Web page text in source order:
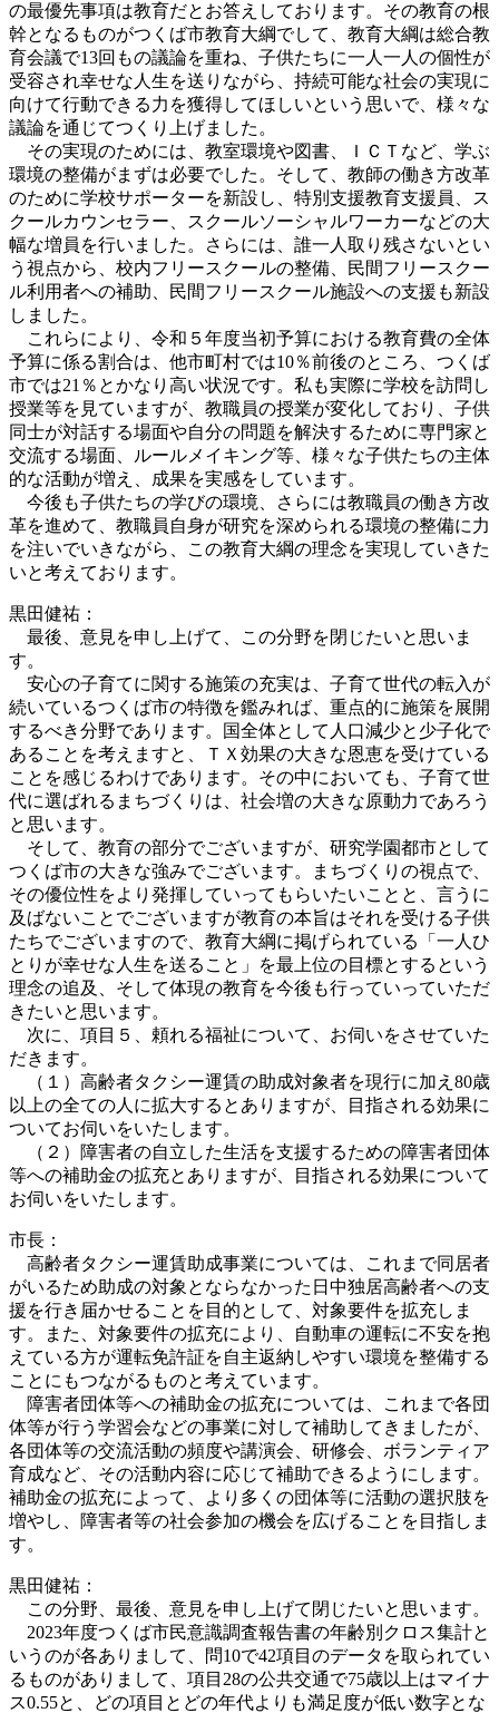
の最優先事項は教育だとお答えしております。その教育の根
幹となるものがつくば市教育大綱でして、教育大綱は総合教
育会議で13回もの議論を重ね、子供たちに一人一人の個性が
受容され幸せな人生を送りながら、持続可能な社会の実現に
向けて行動できる力を獲得してほしいという思いで、様々な
議論を通じてつくり上げました。
その実現のためには、教室環境や図書、ＩＣＴなど、学ぶ
環境の整備がまずは必要でした。そして、教師の働き方改革
のために学校サポーターを新設し、特別支援教育支援員、ス
クールカウンセラー、スクールソーシャルワーカーなどの大
幅な増員を行いました。さらには、誰一人取り残さないとい
う視点から、校内フリースクールの整備、民間フリースクー
ル利用者への補助、民間フリースクール施設への支援も新設
しました。
これらにより、令和５年度当初予算における教育費の全体
予算に係る割合は、他市町村では10％前後のところ、つくば
市では21％とかなり高い状況です。私も実際に学校を訪問し
授業等を見ていますが、教職員の授業が変化しており、子供
同士が対話する場面や自分の問題を解決するために専門家と
交流する場面、ルールメイキング等、様々な子供たちの主体
的な活動が増え、成果を実感をしています。
今後も子供たちの学びの環境、さらには教職員の働き方改
革を進めて、教職員自身が研究を深められる環境の整備に力
を注いでいきながら、この教育大綱の理念を実現していきた
いと考えております。
黒田健祐：
最後、意見を申し上げて、この分野を閉じたいと思いま
す。
安心の子育てに関する施策の充実は、子育て世代の転入が
続いているつくば市の特徴を鑑みれば、重点的に施策を展開
するべき分野であります。国全体として人口減少と少子化で
あることを考えますと、ＴＸ効果の大きな恩恵を受けている
ことを感じるわけであります。その中においても、子育て世
代に選ばれるまちづくりは、社会増の大きな原動力であろう
と思います。
そして、教育の部分でございますが、研究学園都市として
つくば市の大きな強みでございます。まちづくりの視点で、
その優位性をより発揮していってもらいたいことと、言うに
及ばないことでございますが教育の本旨はそれを受ける子供
たちでございますので、教育大綱に掲げられている「一人ひ
とりが幸せな人生を送ること」を最上位の目標とするという
理念の追及、そして体現の教育を今後も行っていっていただ
きたいと思います。
次に、項目５、頼れる福祉について、お伺いをさせていた
だきます。
（１）高齢者タクシー運賃の助成対象者を現行に加え80歳
以上の全ての人に拡大するとありますが、目指される効果に
ついてお伺いをいたします。
（２）障害者の自立した生活を支援するための障害者団体
等への補助金の拡充とありますが、目指される効果について
お伺いをいたします。
市長：
高齢者タクシー運賃助成事業については、これまで同居者
がいるため助成の対象とならなかった日中独居高齢者への支
援を行き届かせることを目的として、対象要件を拡充しま
す。また、対象要件の拡充により、自動車の運転に不安を抱
えている方が運転免許証を自主返納しやすい環境を整備する
ことにもつながるものと考えています。
障害者団体等への補助金の拡充については、これまで各団
体等が行う学習会などの事業に対して補助してきましたが、
各団体等の交流活動の頻度や講演会、研修会、ボランティア
育成など、その活動内容に応じて補助できるようにします。
補助金の拡充によって、より多くの団体等に活動の選択肢を
増やし、障害者等の社会参加の機会を広げることを目指しま
す。
黒田健祐：
この分野、最後、意見を申し上げて閉じたいと思います。
2023年度つくば市民意識調査報告書の年齢別クロス集計と
いうのが各ありまして、問10で42項目のデータを取られてい
るものがありまして、項目28の公共交通で75歳以上はマイナ
ス0.55と、どの項目とどの年代よりも満足度が低い数字とな